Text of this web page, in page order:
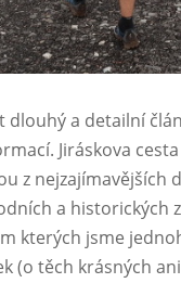
dlouhý a detailní
Jiráskova
z nejzajímavějších
a historických
kterých jsme
(o těch krásných